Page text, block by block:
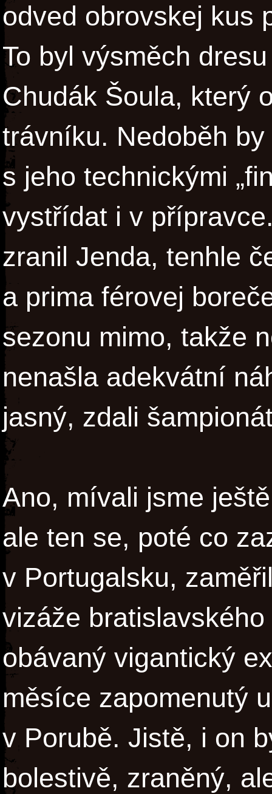
odved obrovskej kus
To byl výsměch
Chudák Šoula, který
trávníku. Nedoběh
s jeho technickými
vystřídat i v
zranil Jenda, tenhle
a prima férovej
sezonu mimo, takže
nenašla adekvátní
jasný, zdali
Ano, mívali jsme
ale ten se, poté co
v Portugalsku,
vizáže
obávaný vigantický
měsíce zapomenutý
v Porubě. Jistě, i on
bolestivě, zraněný,